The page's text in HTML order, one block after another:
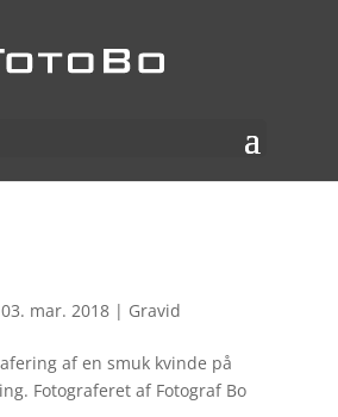
03. mar. 2018| Gravid